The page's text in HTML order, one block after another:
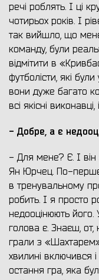
речі роблять. І ці
чотирьох років. І
так вийшло, що
команду, були
відмітити в
футболісти, які
вони дуже багато
всі якісні
- Добре, а є
- Для мене? Є. І
Ян Юрчец. По-
в тренувальному
робить. І я просто
недооцінюють його.
голова є. Знаєш, от,
грали з
хвилині включився
остання гра, яка